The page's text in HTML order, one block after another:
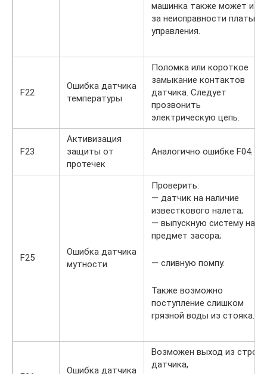
машинка также может из-
за неисправности платы
управления.
F22
Ошибка датчика
температуры
Поломка или короткое
замыкание контактов
датчика. Следует
прозвонить
электрическую цепь.
F23
Активизация
защиты от
протечек
Аналогично ошибке F04.
F25
Ошибка датчика
мутности
Проверить:
— датчик на наличие
известкового налета;
— выпускную систему на
предмет засора;
— сливную помпу.
Также возможно
поступление слишком
грязной воды из стояка.
Ошибка датчика
Возможен выход из строя
датчика,